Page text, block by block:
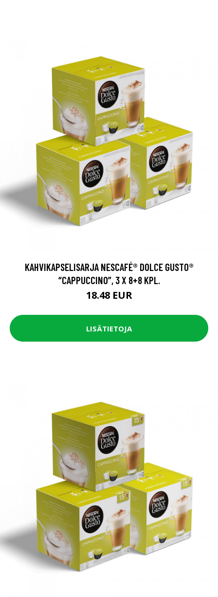
KAHVIKAPSELISARJA NESCAFÉ® DOLCE GUSTO®
“CAPPUCCINO”, 3 X 8+8 KPL.
18.48 EUR
LISÄTIETOJA